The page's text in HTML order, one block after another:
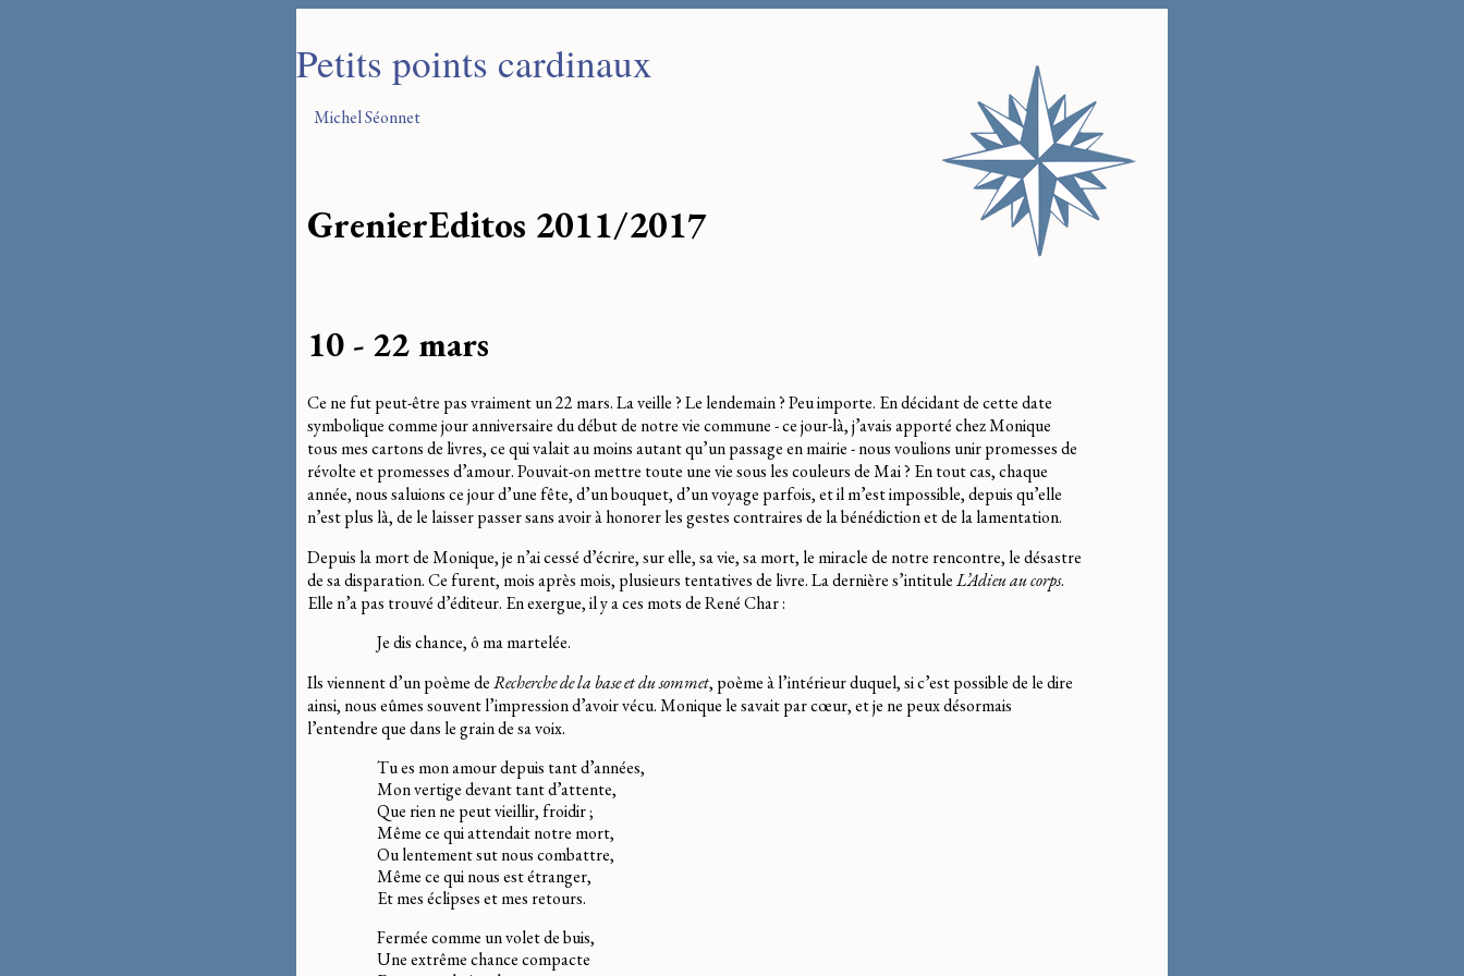
Petits points cardinaux
Michel Séonnet
GrenierEditos 2011/2017
10 - 22 mars
Ce ne fut peut-être pas vraiment un 22 mars. La veille ? Le lendemain ? Peu importe. En décidant de cette date
symbolique comme jour anniversaire du début de notre vie commune - ce jour-là, j’avais apporté chez Monique
tous mes cartons de livres, ce qui valait au moins autant qu’un passage en mairie - nous voulions unir promesses de
révolte et promesses d’amour. Pouvait-on mettre toute une vie sous les couleurs de Mai ? En tout cas, chaque
année, nous saluions ce jour d’une fête, d’un bouquet, d’un voyage parfois, et il m’est impossible, depuis qu’elle
n’est plus là, de le laisser passer sans avoir à honorer les gestes contraires de la bénédiction et de la lamentation.
Depuis la mort de Monique, je n’ai cessé d’écrire, sur elle, sa vie, sa mort, le miracle de notre rencontre, le désastre
de sa disparation. Ce furent, mois après mois, plusieurs tentatives de livre. La dernière s’intituleL’Adieu au corps.
Elle n’a pas trouvé d’éditeur. En exergue, il y a ces mots de René Char :
Je dis chance, ô ma martelée.
Ils viennent d’un poème deRecherche de la base et du sommet, poème à l’intérieur duquel, si c’est possible de le dire
ainsi, nous eûmes souvent l’impression d’avoir vécu. Monique le savait par cœur, et je ne peux désormais
l’entendre que dans le grain de sa voix.
Tu es mon amour depuis tant d’années,
Mon vertige devant tant d’attente,
Que rien ne peut vieillir, froidir ;
Même ce qui attendait notre mort,
Ou lentement sut nous combattre,
Même ce qui nous est étranger,
Et mes éclipses et mes retours.
Fermée comme un volet de buis,
Une extrême chance compacte